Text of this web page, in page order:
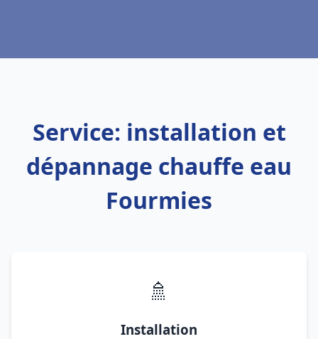
Service: installation et
dépannage chauffe eau
Fourmies
🚿
Installation